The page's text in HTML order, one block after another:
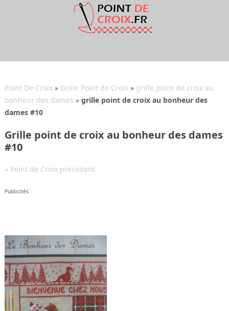
Point De Croix» Grille Point de Croix» grille point de croix au
bonheur des dames » grille point de croix au bonheur des
dames #10
Grille point de croix au bonheur des dames
#10
« Point de Croix précédent
Publicités